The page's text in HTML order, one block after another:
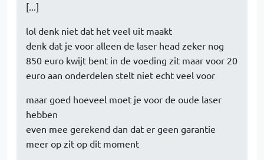
[...]
lol denk niet dat het veel uit maakt
denk dat je voor alleen de laser head zeker nog
850 euro kwijt bent in de voeding zit maar voor 20
euro aan onderdelen stelt niet echt veel voor
maar goed hoeveel moet je voor de oude laser
hebben
even mee gerekend dan dat er geen garantie
meer op zit op dit moment